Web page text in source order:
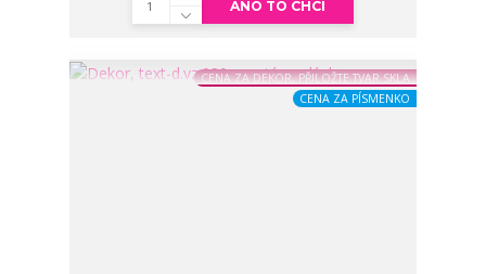
ANO TO CHCI
CENA ZA DEKOR, PŘILOŽTE TVAR SKLA
CENA ZA PÍSMENKO